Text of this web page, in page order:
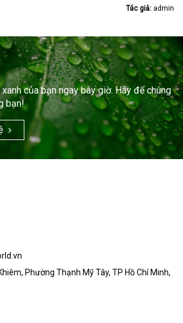
Tác giả: admin
của bạn ngay bây giờ. Hãy để chúng
bạn!
Phường Thạnh Mỹ Tây, TP Hồ Chí Minh,